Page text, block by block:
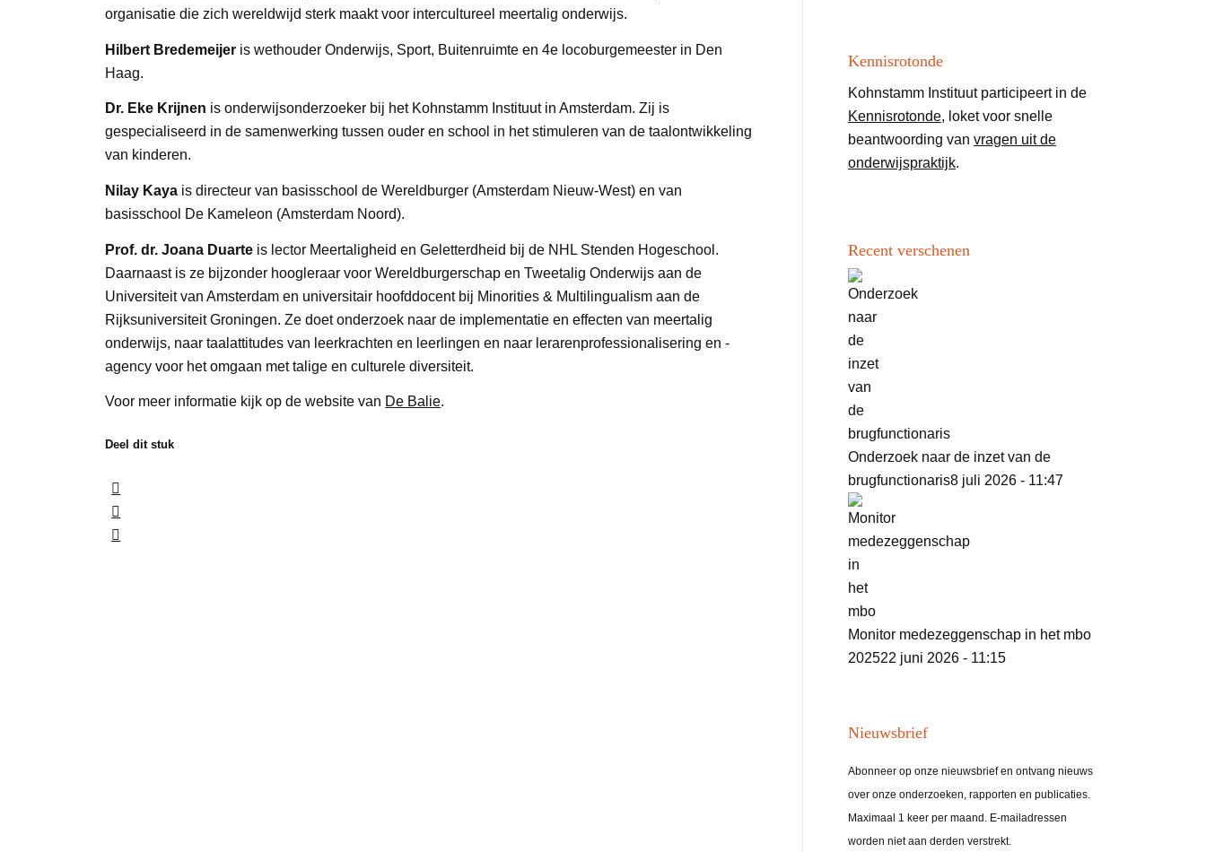
organisatie die zich wereldwijd sterk maakt voor intercultureel meertalig onderwijs.
Hilbert Bredemeijer is wethouder Onderwijs, Sport, Buitenruimte en 4e locoburgemeester in Den
Haag.
Dr. Eke Krijnen is onderwijsonderzoeker bij het Kohnstamm Instituut in Amsterdam. Zij is
gespecialiseerd in de samenwerking tussen ouder en school in het stimuleren van de taalontwikkeling
van kinderen.
Nilay Kaya is directeur van basisschool de Wereldburger (Amsterdam Nieuw-West) en van
basisschool De Kameleon (Amsterdam Noord).
Prof. dr. Joana Duarte is lector Meertaligheid en Geletterdheid bij de NHL Stenden Hogeschool.
Daarnaast is ze bijzonder hoogleraar voor Wereldburgerschap en Tweetalig Onderwijs aan de
Universiteit van Amsterdam en universitair hoofddocent bij Minorities & Multilingualism aan de
Rijksuniversiteit Groningen. Ze doet onderzoek naar de implementatie en effecten van meertalig
onderwijs, naar taalattitudes van leerkrachten en leerlingen en naar lerarenprofessionalisering en -
agency voor het omgaan met talige en culturele diversiteit.
Voor meer informatie kijk op de website van De Balie.
Deel dit stuk
Kennisrotonde
Kohnstamm Instituut participeert in de
Kennisrotonde, loket voor snelle
beantwoording van vragen uit de
onderwijspraktijk.
Recent verschenen
Onderzoek naar de inzet van de
brugfunctionaris8 juli 2026 - 11:47
Monitor medezeggenschap in het mbo
202522 juni 2026 - 11:15
Nieuwsbrief
Abonneer op onze nieuwsbrief en ontvang nieuws
over onze onderzoeken, rapporten en publicaties.
Maximaal 1 keer per maand. E-mailadressen
worden niet aan derden verstrekt.